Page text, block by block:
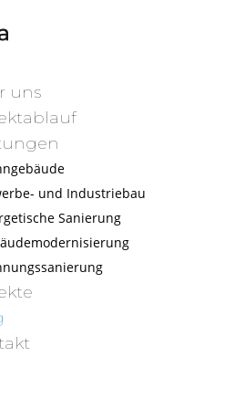
uns
und Industriebau
Sanierung